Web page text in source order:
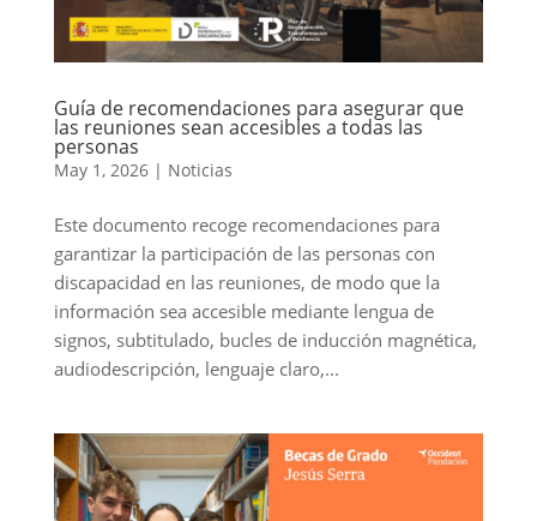
Guía de recomendaciones para asegurar que
las reuniones sean accesibles a todas las
personas
May 1, 2026| Noticias
Este documento recoge recomendaciones para
garantizar la participación de las personas con
discapacidad en las reuniones, de modo que la
información sea accesible mediante lengua de
signos, subtitulado, bucles de inducción magnética,
audiodescripción, lenguaje claro,...